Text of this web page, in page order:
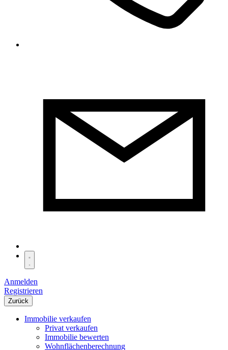
Anmelden
Registrieren
Zurück
Immobilie verkaufen
Privat verkaufen
Immobilie bewerten
Wohnflächenberechnung